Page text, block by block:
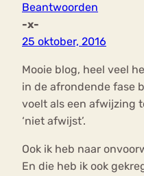
Beantwoorden
-x-
25 oktober, 2016
Mooie blog, heel veel
in de afrondende fase
voelt als een afwijzing
‘niet afwijst’.
Ook ik heb naar
En die heb ik ook